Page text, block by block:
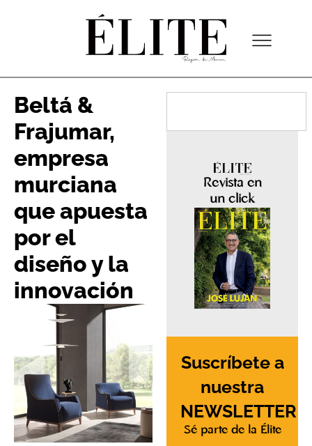
Beltá &
Frajumar,
empresa
murciana
que apuesta
por el
diseño y la
innovación
Revista en
un click
Suscríbete a
nuestra
NEWSLETTER
Sé parte de la Élite